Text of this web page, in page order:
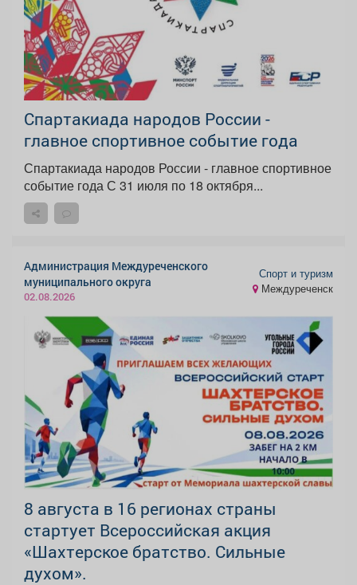
Спартакиада народов России -
главное спортивное событие года
Спартакиада народов России - главное спортивное
событие года С 31 июля по 18 октября...
Администрация Междуреченского
муниципального округа
02.08.2026
Спорт и туризм
Междуреченск
8 августа в 16 регионах страны
стартует Всероссийская акция
«Шахтерское братство. Сильные
духом».